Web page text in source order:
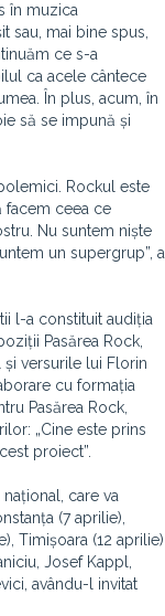
în muzica
sau, mai bine spus,
ce s-a
ca acele cântece
În plus, acum, în
să se impună și
Rockul este
facem ceea ce
Nu suntem niște
un supergrup”, a
l-a constituit audiția
Pasărea Rock,
și versurile lui Florin
cu formația
Pasărea Rock,
„Cine este prins
proiect”.
care va
(7 aprilie),
Timișoara (12 aprilie)
Josef Kappl,
avându-l invitat